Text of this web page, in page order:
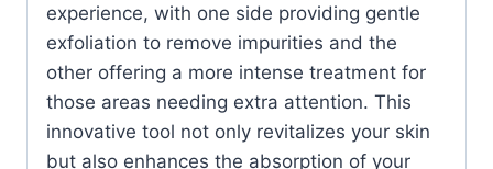
experience, with one side providing gentle
exfoliation to remove impurities and the
other offering a more intense treatment for
those areas needing extra attention. This
innovative tool not only revitalizes your skin
but also enhances the absorption of your